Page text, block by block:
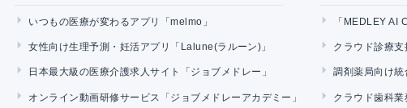
いつもの医療が変わるアプリ「melmo」
女性向け生理予測・妊活アプリ「Lalune(ラルーン)」
日本最大級の医療介護求人サイト「ジョブメドレー」
オンライン動画研修サービス「ジョブメドレーアカデミー」
「MEDLEY AI
クラウド診療支
調剤薬局向け統
クラウド歯科業